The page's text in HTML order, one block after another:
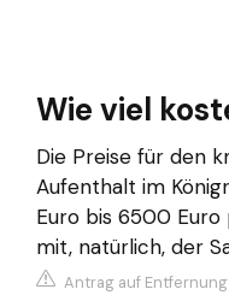
Wie viel
Die Preise für den
Aufenthalt im
Euro bis 6500 Euro
mit, natürlich, der
Antrag auf